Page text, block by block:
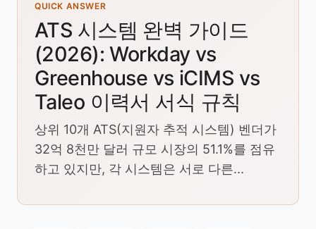
QUICK ANSWER
ATS 시스템 완벽 가이드
(2026): Workday vs
Greenhouse vs iCIMS vs
Taleo 이력서 서식 규칙
상위 10개 ATS(지원자 추적 시스템) 벤더가
32억 8천만 달러 규모 시장의 51.1%를 점유
하고 있지만, 각 시스템은 서로 다른...